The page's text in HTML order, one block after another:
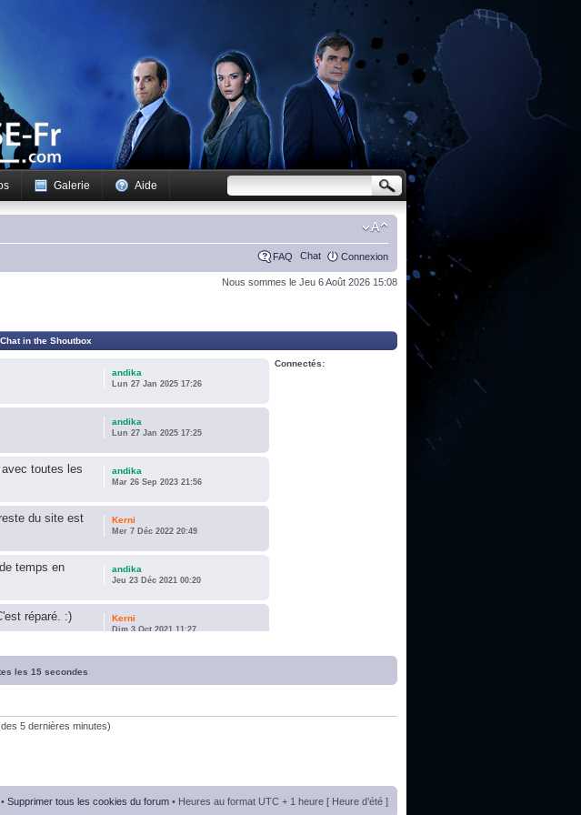
Galerie Aide
FAQ Chat Connexion
Nous sommes le Jeu 6 Août 2026 15:08
in the Shoutbox
andika
Lun 27 Jan 2025 17:26
andika
Lun 27 Jan 2025 17:25
toutes les
andika
Mar 26 Sep 2023 21:56
du site est
Kerni
Mer 7 Déc 2022 20:49
temps en
andika
Jeu 23 Déc 2021 00:20
réparé. :) Kerni
Dim 3 Oct 2021 11:27
!
6; 7 et 8 ! andika
Connectés:
les 15 secondes
5 dernières minutes)
• Supprimer tous les cookies du forum • Heures au format UTC + 1 heure [ Heure d’été ]